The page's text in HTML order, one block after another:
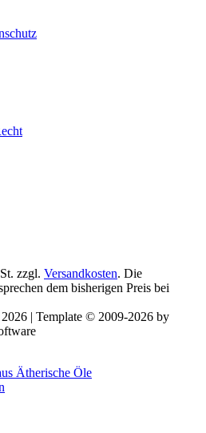
zzgl. Versandkosten. Die
dem bisherigen Preis bei
| Template © 2009-2026 by
Ätherische Öle